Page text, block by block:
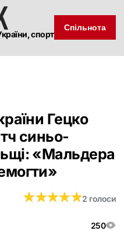
спорт
Спільнота
Гецко
синьо-
«Мальдера
250
★★★★★
★★★★★2 голоси